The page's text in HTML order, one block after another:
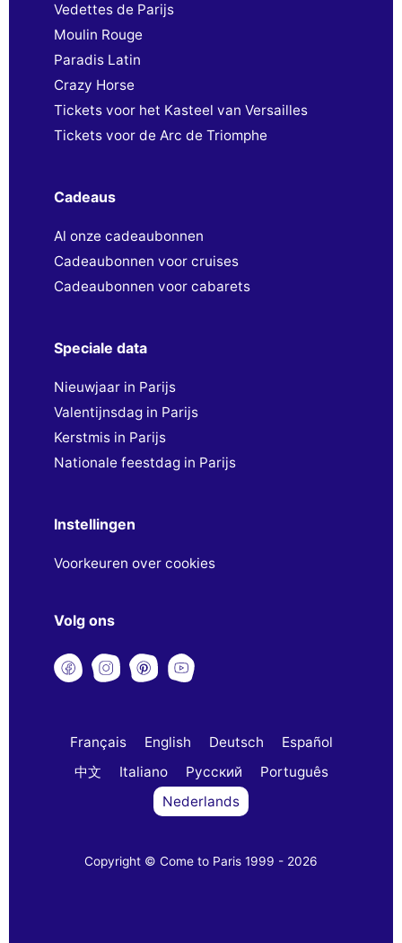
Vedettes de Parijs
Moulin Rouge
Paradis Latin
Crazy Horse
Tickets voor het Kasteel van Versailles
Tickets voor de Arc de Triomphe
Cadeaus
Al onze cadeaubonnen
Cadeaubonnen voor cruises
Cadeaubonnen voor cabarets
Speciale data
Nieuwjaar in Parijs
Valentijnsdag in Parijs
Kerstmis in Parijs
Nationale feestdag in Parijs
Instellingen
Voorkeuren over cookies
Volg ons
Français English Deutsch
Español
中文
Italiano Русский
Português
Nederlands
Copyright © Come to Paris 1999 - 2026